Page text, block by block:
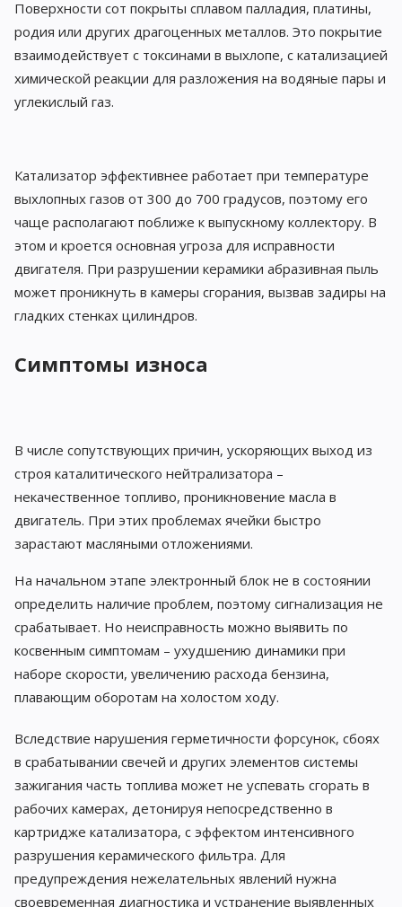
Поверхности сот покрыты сплавом палладия, платины,
родия или других драгоценных металлов. Это покрытие
взаимодействует с токсинами в выхлопе, с катализацией
химической реакции для разложения на водяные пары и
углекислый газ.
Катализатор эффективнее работает при температуре
выхлопных газов от 300 до 700 градусов, поэтому его
чаще располагают поближе к выпускному коллектору. В
этом и кроется основная угроза для исправности
двигателя. При разрушении керамики абразивная пыль
может проникнуть в камеры сгорания, вызвав задиры на
гладких стенках цилиндров.
Симптомы износа
В числе сопутствующих причин, ускоряющих выход из
строя каталитического нейтрализатора –
некачественное топливо, проникновение масла в
двигатель. При этих проблемах ячейки быстро
зарастают масляными отложениями.
На начальном этапе электронный блок не в состоянии
определить наличие проблем, поэтому сигнализация не
срабатывает. Но неисправность можно выявить по
косвенным симптомам – ухудшению динамики при
наборе скорости, увеличению расхода бензина,
плавающим оборотам на холостом ходу.
Вследствие нарушения герметичности форсунок, сбоях
в срабатывании свечей и других элементов системы
зажигания часть топлива может не успевать сгорать в
рабочих камерах, детонируя непосредственно в
картридже катализатора, с эффектом интенсивного
разрушения керамического фильтра. Для
предупреждения нежелательных явлений нужна
своевременная диагностика и устранение выявленных